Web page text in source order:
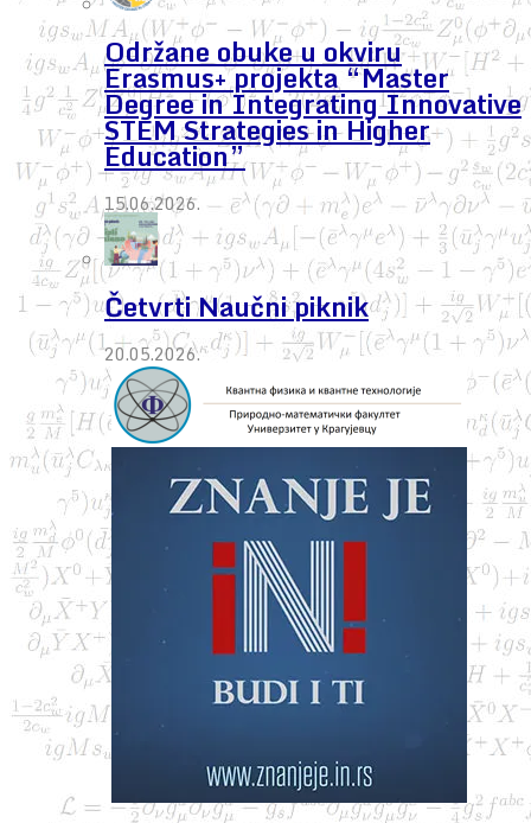
Održane obuke u okviru
Erasmus+ projekta “Master
Degree in Integrating Innovative
STEM Strategies in Higher
Education”
15.06.2026.
Četvrti Naučni piknik
20.05.2026.